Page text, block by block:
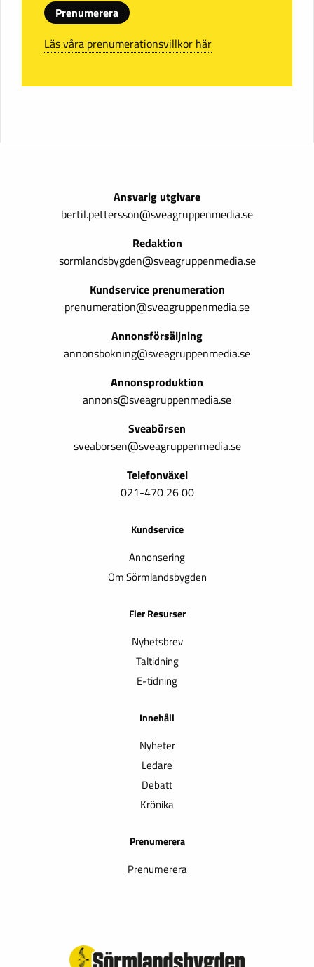
Prenumerera
Läs våra prenumerationsvillkor här
Ansvarig utgivare
bertil.pettersson@sveagruppenmedia.se
Redaktion
sormlandsbygden@sveagruppenmedia.se
Kundservice prenumeration
prenumeration@sveagruppenmedia.se
Annonsförsäljning
annonsbokning@sveagruppenmedia.se
Annonsproduktion
annons@sveagruppenmedia.se
Sveabörsen
sveaborsen@sveagruppenmedia.se
Telefonväxel
021-470 26 00
Kundservice
Annonsering
Om Sörmlandsbygden
Fler Resurser
Nyhetsbrev
Taltidning
E-tidning
Innehåll
Nyheter
Ledare
Debatt
Krönika
Prenumerera
Prenumerera